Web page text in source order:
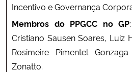
Incentivo e Governança
Membros do PPGCC no GP
Cristiano Sausen Soares, Luiz
Rosimeire Pimentel
Zonatto.